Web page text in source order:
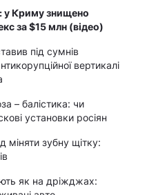
у Криму знищено
за $15 млн (відео)
під сумнів
вертикалі
– балістика: чи
установки росіян
міняти зубну щітку:
як на дріжджах: